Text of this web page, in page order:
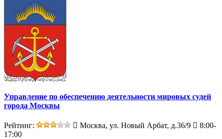
Управление по обеспечению деятельности мировых судей
города Москвы
Рейтинг: Москва, ул. Новый Арбат, д.36/9
8:00-
17:00